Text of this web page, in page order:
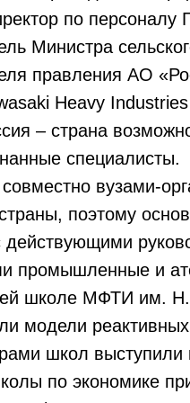
по персоналу
Министра
правления АО
Heavy
– страна
специалисты.
вузами-
поэтому
действующими
промышленные и
школе МФТИ им.
модели
школ выступили
по экономике